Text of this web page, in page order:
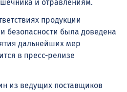
и отравлениям.
продукции
безопасности была доведена
дальнейших мер
в пресс-релизе
из ведущих поставщиков